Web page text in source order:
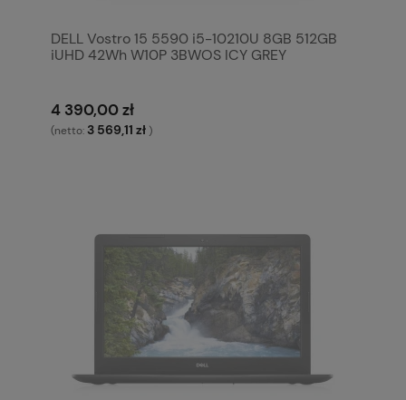
DELL Vostro 15 5590 i5-10210U 8GB 512GB
iUHD 42Wh W10P 3BWOS ICY GREY
4 390,00 zł
(netto:3 569,11 zł )